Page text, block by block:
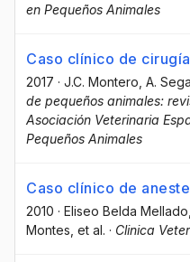
en Pequeños Animales
Caso clínico de cirugía
2017 · J.C. Montero , A.
de pequeños animales:
Asociación Veterinaria
Pequeños Animales
Caso clínico de
2010 · Eliseo Belda Mellado
Montes , et al. · Clinica